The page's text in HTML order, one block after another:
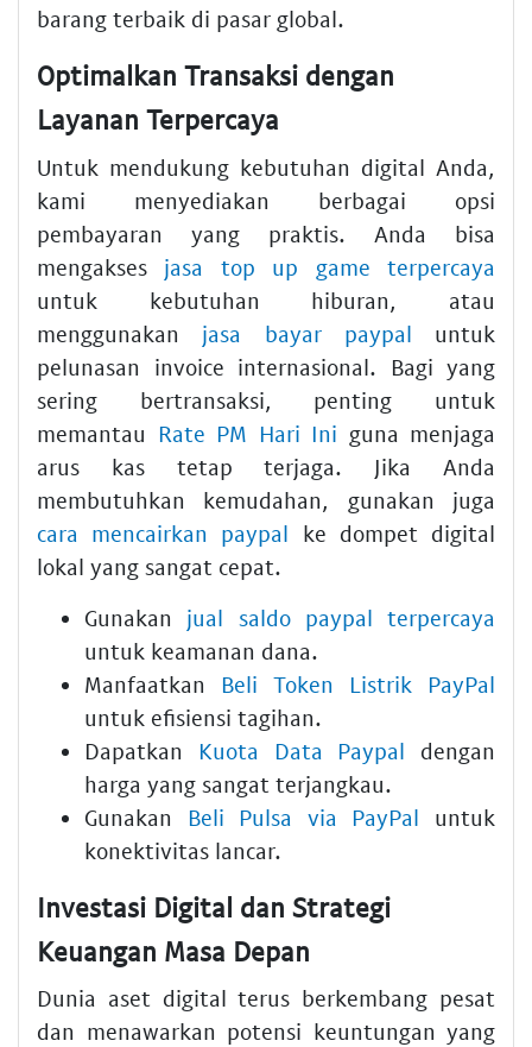
barang terbaik di pasar global.
Optimalkan Transaksi dengan
Layanan Terpercaya
Untuk mendukung kebutuhan digital Anda,
kami menyediakan berbagai opsi
pembayaran yang praktis. Anda bisa
mengakses jasa top up game terpercaya
untuk kebutuhan hiburan, atau
menggunakan jasa bayar paypal untuk
pelunasan invoice internasional. Bagi yang
sering bertransaksi, penting untuk
memantau Rate PM Hari Ini guna menjaga
arus kas tetap terjaga. Jika Anda
membutuhkan kemudahan, gunakan juga
cara mencairkan paypal ke dompet digital
lokal yang sangat cepat.
Gunakan jual saldo paypal terpercaya
untuk keamanan dana.
Manfaatkan Beli Token Listrik PayPal
untuk efisiensi tagihan.
Dapatkan Kuota Data Paypal dengan
harga yang sangat terjangkau.
Gunakan Beli Pulsa via PayPal untuk
konektivitas lancar.
Investasi Digital dan Strategi
Keuangan Masa Depan
Dunia aset digital terus berkembang pesat
dan menawarkan potensi keuntungan yang